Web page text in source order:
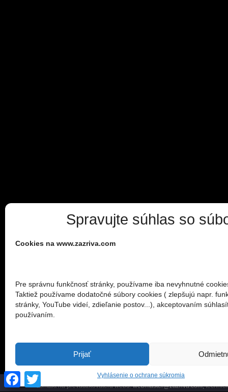
Spravujte súhlas so
Cookies na www.zazriva.com
Pre správnu funkčnosť stránky, používame iba nevyhnutné
Taktiež používame dodatočné súbory cookies ( zlepšujú napr.
stránky, YouTube videí, zdieľanie postov...), akceptovaním
používaním.
Prijať
Vyhlásenie o ochrane súkromia
Oficiálna stránka obce Zázrivá Obec Zázrivá, Stred 409, 027 05
kontakt na prevádzkovateľa webu:webmaster@zazriva.com,
Facebook